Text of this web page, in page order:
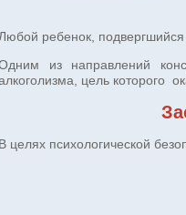
Любой ребенок,
из направлений
цель которого
В целях психологической